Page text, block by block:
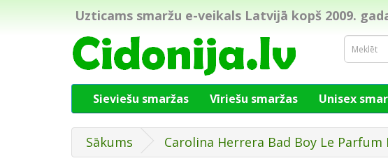
Uzticams smaržu e-veikals Latvijā kopš 2009.
Sieviešu smaržas Vīriešu smaržas Unisex
Sākums Carolina Herrera Bad Boy Le Parfum